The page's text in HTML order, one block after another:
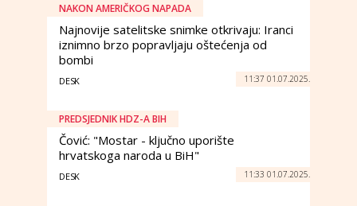
NAKON AMERIČKOG NAPADA
Najnovije satelitske snimke otkrivaju: Iranci
iznimno brzo popravljaju oštećenja od
bombi
DESK 11:37 01.07.2025.
PREDSJEDNIK HDZ-A BIH
Čović: "Mostar - ključno uporište
hrvatskoga naroda u BiH"
DESK 11:33 01.07.2025.